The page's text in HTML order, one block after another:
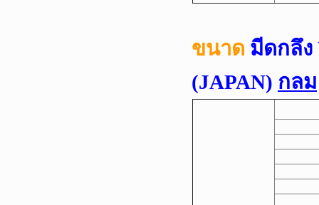
ขนาด มีดกลึง
(JAPAN) กลม